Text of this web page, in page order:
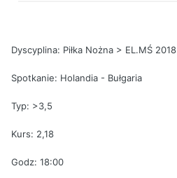
Dyscyplina: Piłka Nożna > EL.MŚ 2018
Spotkanie: Holandia - Bułgaria
Typ: >3,5
Kurs: 2,18
Godz: 18:00